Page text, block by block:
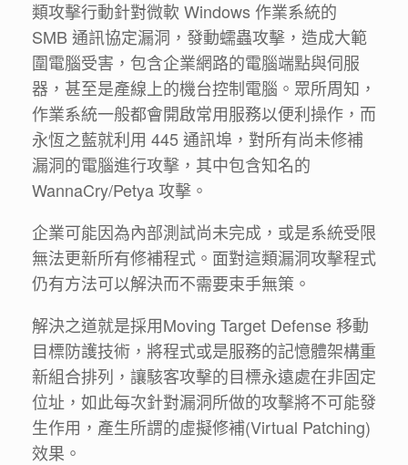
類攻擊行動針對微軟 Windows 作業系統的
SMB 通訊協定漏洞，發動蠕蟲攻擊，造成大範
圍電腦受害，包含企業網路的電腦端點與伺服
器，甚至是產線上的機台控制電腦。眾所周知，
作業系統一般都會開啟常用服務以便利操作，而
永恆之藍就利用 445 通訊埠，對所有尚未修補
漏洞的電腦進行攻擊，其中包含知名的
WannaCry/Petya 攻擊。
企業可能因為內部測試尚未完成，或是系統受限
無法更新所有修補程式。面對這類漏洞攻擊程式
仍有方法可以解決而不需要束手無策。
解決之道就是採用Moving Target Defense 移動
目標防護技術，將程式或是服務的記憶體架構重
新組合排列，讓駭客攻擊的目標永遠處在非固定
位址，如此每次針對漏洞所做的攻擊將不可能發
生作用，產生所謂的虛擬修補(Virtual Patching)
效果。